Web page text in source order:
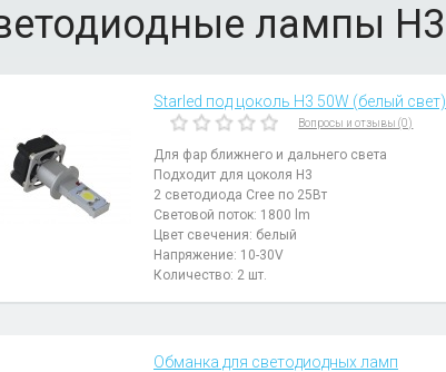
лампы H3
Starled под цоколь H3 50W (белый свет)
Вопросы и отзывы (0)
Для фар ближнего и дальнего света
Подходит для цоколя H3
2 светодиода Cree по 25Вт
Световой поток: 1800 lm
Цвет свечения: белый
Напряжение: 10-30V
Количество: 2 шт.
Обманка для светодиодных ламп